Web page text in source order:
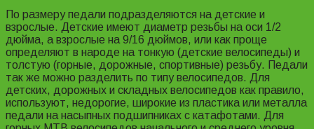
По размеру педали подразделяются на детские и
взрослые. Детские имеют диаметр резьбы на оси 1/2
дюйма, а взрослые на 9/16 дюймов, или как проще
определяют в народе на тонкую (детские велосипеды) и
толстую (горные, дорожные, спортивные) резьбу. Педали
так же можно разделить по типу велосипедов. Для
детских, дорожных и складных велосипедов как правило,
используют, недорогие, широкие из пластика или металла
педали на насыпных подшипниках с катафотами. Для